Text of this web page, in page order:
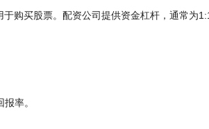
购买股票。配资公司提供资金杠杆，通常为
率。